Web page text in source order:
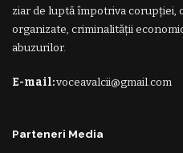
ziar de luptă împotriva corupției,
organizate, criminalității
abuzurilor.
E-mail:voceavalcii@gmail.com
Parteneri Media